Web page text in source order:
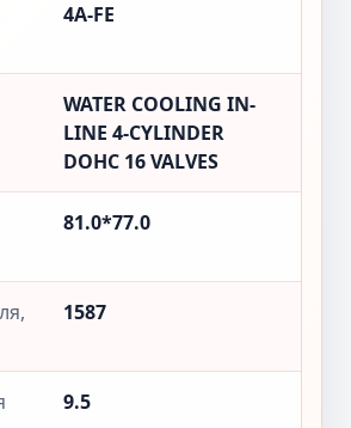
4A-FE
WATER COOLING IN-
LINE 4-CYLINDER
DOHC 16 VALVES
81.0*77.0
1587
9.5